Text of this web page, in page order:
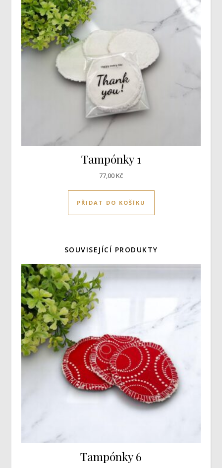
Tampónky 1
77,00Kč
PŘIDAT DO KOŠÍKU
SOUVISEJÍCÍ PRODUKTY
Tampónky 6